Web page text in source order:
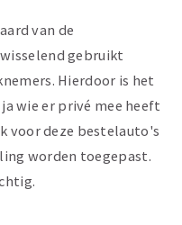
van de
gebruikt
Hierdoor is het
wie er privé mee heeft
voor deze bestelauto's
worden toegepast.